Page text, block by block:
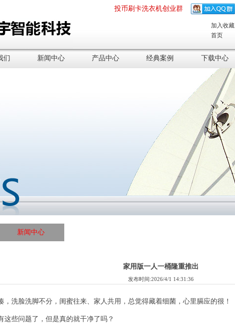
投币刷卡洗衣机创业群
加入收藏
首页
们 新闻中心 产品中心 经典案例 下载中心
新闻中心
家用版一人一桶隆重推出
发布时间:2026/4/1 14:31:36
，洗脸洗脚不分，闺蜜往来、家人共用，总觉得藏着细菌，心里膈应的很！
这些问题了，但是真的就干净了吗？